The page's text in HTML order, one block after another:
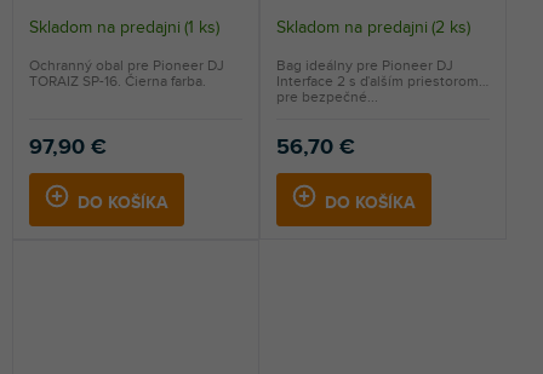
Skladom na predajni (1 ks)
97,90 €
DO KOŠÍKA
Ochranný obal pre Pioneer DJ
TORAIZ SP-16. Čierna farba.
Skladom na predajni (2 ks)
56,70 €
DO KOŠÍKA
Bag ideálny pre Pioneer DJ
Interface 2 s ďalším priestorom
pre bezpečné...